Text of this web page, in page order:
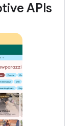
APIs